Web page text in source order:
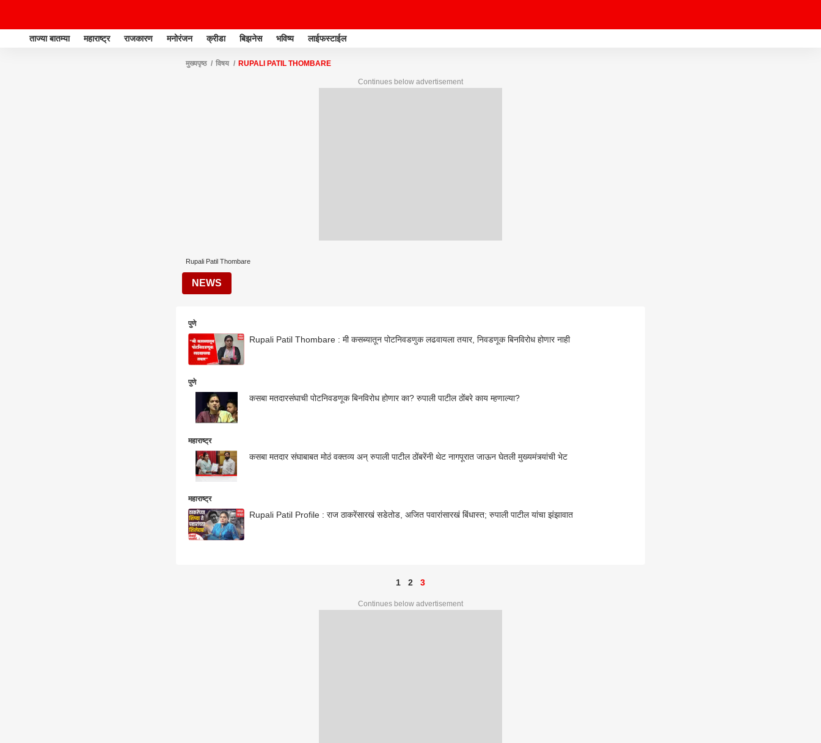
ताज्या बातम्या महाराष्ट्र राजकारण मनोरंजन क्रीडा बिझनेस भविष्य लाईफस्टाईल
मुख्यपृष्ठ विषय RUPALI PATIL THOMBARE
Continues below advertisement
Rupali Patil Thombare
NEWS
पुणे
Rupali Patil Thombare : मी कसब्यातून पोटनिवडणुक लढवायला तयार, निवडणूक बिनविरोध होणार नाही
पुणे
कसबा मतदारसंघाची पोटनिवडणूक बिनविरोध होणार का? रुपाली पाटील ठोंबरे काय म्हणाल्या?
महाराष्ट्र
कसबा मतदार संघाबाबत मोठं वक्तव्य अन् रुपाली पाटील ठोंबरेंनी थेट नागपूरात जाऊन घेतली मुख्यमंत्र्यांची भेट
महाराष्ट्र
Rupali Patil Profile : राज ठाकरेंसारखं सडेतोड, अजित पवारांसारखं बिंधास्त; रुपाली पाटील यांचा झंझावात
1 2 3
Continues below advertisement